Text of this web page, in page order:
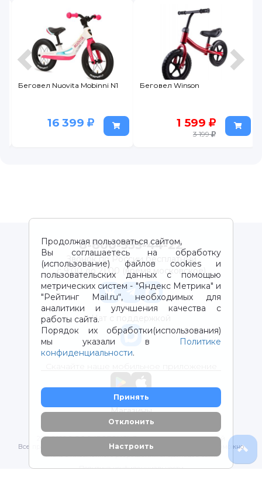
Беговел Nuovita Mobinni N1
16 399
Беговел Winson
1 599
3 199
Продолжая пользоваться сайтом,
Вы соглашаетесь на обработку
(использование) файлов cookies и
пользовательских данных с помощью
метрических систем - "Яндекс Метрика" и
"Рейтинг Mail.ru“, необходимых для
аналитики и улучшения качества с
работы сайта.
Порядок их обработки(использования)
мы указали в
Политике
конфиденциальности.
Принять
Отклонить
Настроить
8-800-333-44-22
Звонок по России бесплатный
с 9:00 до 21:00 (время московское)
Чат с поддержкой
Магазины
2012-2026 © ООО "ВОТОНЯ". Детские товары с доставкой
Все права защищены. Любое использование материалов возможно
только с письменного разрешения владельцев сайта.
Политика конфиденциальности